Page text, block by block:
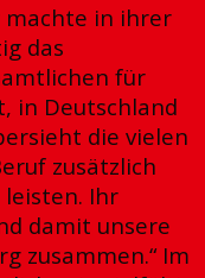
machte in ihrer
das
für
in Deutschland
die vielen
zusätzlich
Ihr
damit unsere
zusammen.“ Im